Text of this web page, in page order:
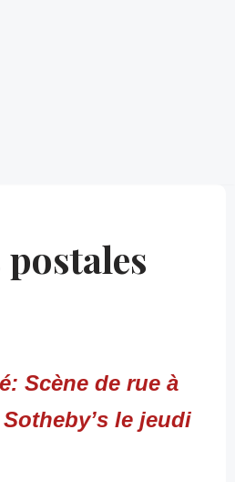
Scène de rue à
le jeudi